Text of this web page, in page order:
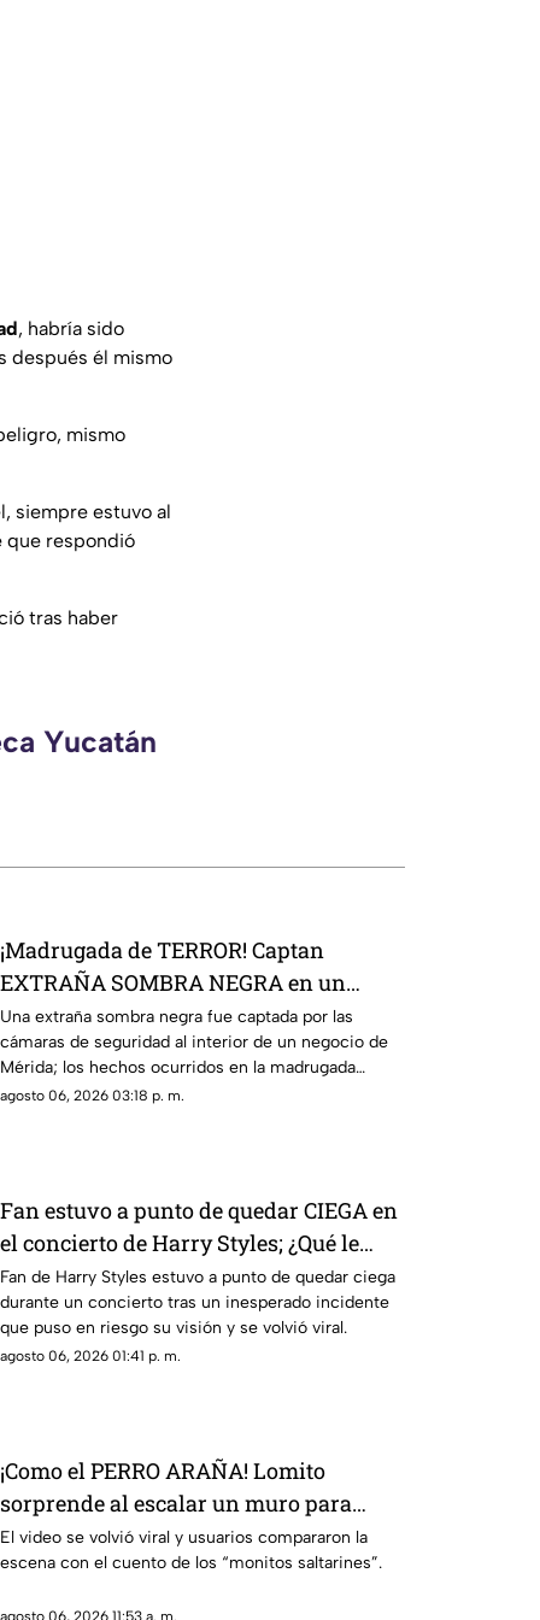
, habría sido
después él mismo
mismo
siempre estuvo al
que respondió
tras haber
Yucatán
¡Madrugada de TERROR! Captan
EXTRAÑA SOMBRA NEGRA en un
negocio de Mérida
Una extraña sombra negra fue captada por las
cámaras de seguridad al interior de un negocio de
Mérida; los hechos ocurridos en la madrugada
desataron terror.
agosto 06, 2026 03:18 p. m.
Fan estuvo a punto de quedar CIEGA en
el concierto de Harry Styles; ¿Qué le
pasó?
Fan de Harry Styles estuvo a punto de quedar ciega
durante un concierto tras un inesperado incidente
que puso en riesgo su visión y se volvió viral.
agosto 06, 2026 01:41 p. m.
¡Como el PERRO ARAÑA! Lomito
sorprende al escalar un muro para
volver a casa (VIDEO)
El video se volvió viral y usuarios compararon la
escena con el cuento de los “monitos saltarines”.